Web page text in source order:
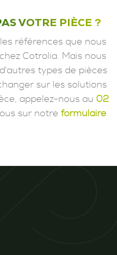
VOTRE PIÈCE ?
références que nous
Cotrolia. Mais nous
types de pièces
sur les solutions
appelez-nous au 02
sur notre formulaire